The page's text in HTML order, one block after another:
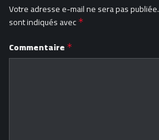
Votre adresse e-mail ne sera pas publiée.
sont indiqués avec *
Commentaire *